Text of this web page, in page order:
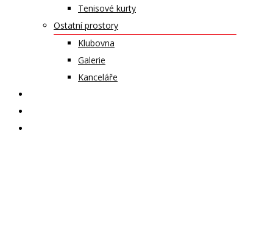
Tenisové kurty
Ostatní prostory
Klubovna
Galerie
Kanceláře